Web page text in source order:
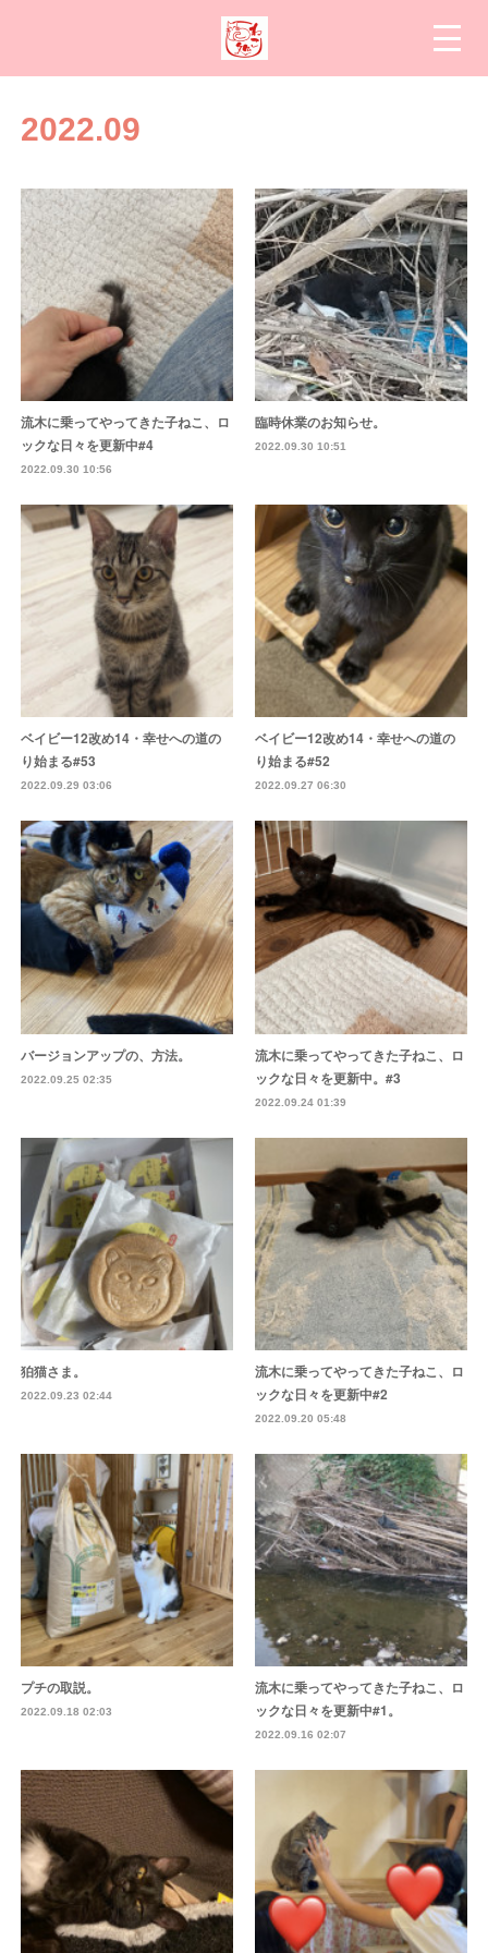
2022.09
流木に乗ってやってきた子ねこ、ロ
ックな日々を更新中#4
2022.09.30 10:56
臨時休業のお知らせ。
2022.09.30 10:51
ベイビー12改め14・幸せへの道の
り始まる#53
2022.09.29 03:06
ベイビー12改め14・幸せへの道の
り始まる#52
2022.09.27 06:30
バージョンアップの、方法。
2022.09.25 02:35
流木に乗ってやってきた子ねこ、ロ
ックな日々を更新中。#3
2022.09.24 01:39
狛猫さま。
2022.09.23 02:44
流木に乗ってやってきた子ねこ、ロ
ックな日々を更新中#2
2022.09.20 05:48
プチの取説。
2022.09.18 02:03
流木に乗ってやってきた子ねこ、ロ
ックな日々を更新中#1。
2022.09.16 02:07